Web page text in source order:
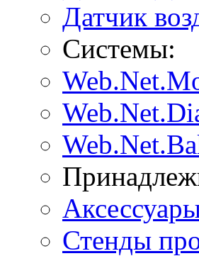
Датчик
Системы:
Стенды